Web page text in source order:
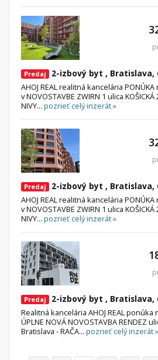
Predaj 2-izbový byt , Bratislava,
AHOJ REAL realitná kancelária PONÚKA
v NOVOSTAVBE ZWIRN 1 ulica
NIVY... pozrieť celý inzerát »
Predaj 2-izbový byt , Bratislava,
AHOJ REAL realitná kancelária PONÚKA
v NOVOSTAVBE ZWIRN 1 ulica
NIVY... pozrieť celý inzerát »
Predaj 2-izbový byt , Bratislava,
Realitná kancelária AHOJ REAL ponúka
ÚPLNE NOVÁ NOVOSTAVBA RENDEZ
Bratislava - RAČA... pozrieť celý inzerát »